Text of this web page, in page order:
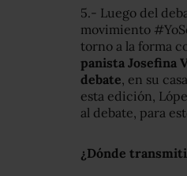
5.- Luego del
movimiento
torno a la forma
panista Josefina
debate, en su
esta edición,
al debate, para
¿Dónde